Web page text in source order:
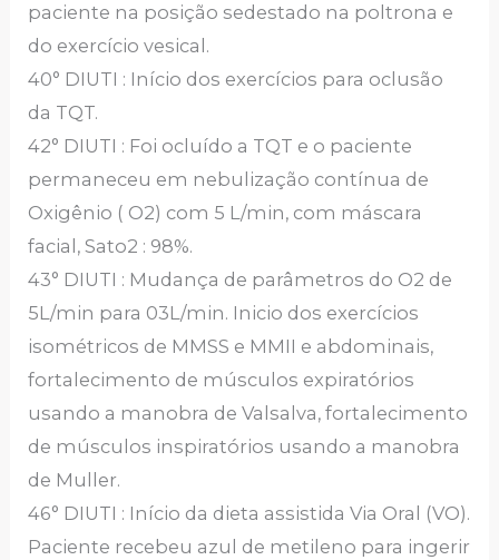
paciente na posição sedestado na poltrona e
do exercício vesical.
40° DIUTI : Início dos exercícios para oclusão
da TQT.
42° DIUTI : Foi ocluído a TQT e o paciente
permaneceu em nebulização contínua de
Oxigênio ( O2) com 5 L/min, com máscara
facial, Sato2 : 98%.
43° DIUTI : Mudança de parâmetros do O2 de
5L/min para 03L/min. Inicio dos exercícios
isométricos de MMSS e MMII e abdominais,
fortalecimento de músculos expiratórios
usando a manobra de Valsalva, fortalecimento
de músculos inspiratórios usando a manobra
de Muller.
46° DIUTI : Início da dieta assistida Via Oral (VO).
Paciente recebeu azul de metileno para ingerir